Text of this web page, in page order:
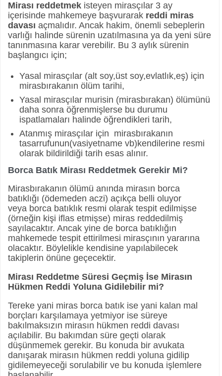
Mirası reddetmek isteyen mirasçılar 3 ay
içerisinde mahkemeye başvurarak reddi miras
davası açmalıdır. Ancak hakim, önemli sebeplerin
varlığı halinde sürenin uzatılmasına ya da yeni süre
tanınmasına karar verebilir. Bu 3 aylık sürenin
başlangıcı için;
Yasal mirasçılar (alt soy,üst soy,evlatlık,eş) için
mirasbırakanın ölüm tarihi,
Yasal mirasçılar murisin (mirasbırakan) ölümünü
daha sonra öğrenmişlerse bu durumu
ispatlamaları halinde öğrendikleri tarih,
Atanmış mirasçılar için mirasbırakanın
tasarrufunun(vasiyetname vb)kendilerine resmi
olarak bildirildiği tarih esas alınır.
Borca Batık Mirası Reddetmek Gerekir Mi?
Mirasbırakanın ölümü anında mirasın borca
batıklığı (ödemeden aczi) açıkça belli oluyor
veya borca batıklık resmi olarak tespit edilmişse
(örneğin kişi iflas etmişse) miras reddedilmiş
sayılacaktır. Ancak yine de borca batıklığın
mahkemede tespit ettirilmesi mirasçının yararına
olacaktır. Böylelikle kendisine yapılabilecek
takiplerin önüne geçecektir.
Mirası Reddetme Süresi Geçmiş İse Mirasın
Hükmen Reddi Yoluna Gidilebilir mi?
Tereke yani miras borca batık ise yani kalan mal
borçları karşılamaya yetmiyor ise süreye
bakılmaksızın mirasın hükmen reddi davası
açılabilir. Bu bakımdan süre geçti olarak
düşünmemek gerekir. Bu konuda bir avukata
danışarak mirasın hükmen reddi yoluna gidilip
gidilemeyeceği sorulabilir ve bu konuda işlemlere